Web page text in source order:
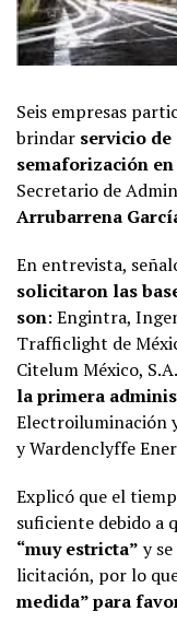
Seis empresas
brindar servicio
semaforización
Secretario de
Arrubarrena
En entrevista,
solicitaron las
son: Engintra,
Trafficlight de
Citelum México,
la primera
Electroiluminación
y Wardenclyffe
Explicó que el
suficiente debido a
“muy estricta” y
licitación, por lo
medida” para